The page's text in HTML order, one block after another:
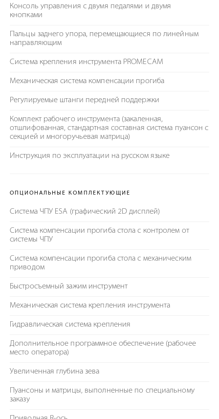
Консоль управления с двумя педалями и двумя
кнопками
Пальцы заднего упора, перемещающиеся по линейным
направляющим
Система крепления инструмента PROMECAM
Механическая система компенсации прогиба
Регулируемые штанги передней поддержки
Комплект рабочего инструмента (закаленная,
отшлифованная, стандартная составная система пуансон с
секцией и многоручьевая матрица)
Инструкция по эксплуатации на русском языке
ОПЦИОНАЛЬНЫЕ КОМПЛЕКТУЮЩИЕ
Система ЧПУ ESA (графический 2D дисплей)
Система компенсации прогиба стола с контролем от
системы ЧПУ
Система компенсации прогиба стола с механическим
приводом
Быстросъемный зажим инструмент
Механическая система крепления инструмента
Гидравлическая система крепления
Дополнительное программное обеспечение (рабочее
место оператора)
Увеличенная глубина зева
Пуансоны и матрицы, выполненные по специальному
заказу